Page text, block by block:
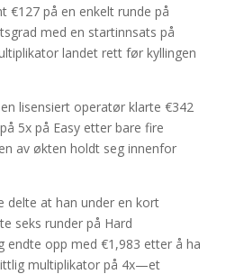
€127 på en enkelt runde på
med en startinnsats på
landet rett før kyllingen
lisensiert operatør klarte €342
5x på Easy etter bare fire
av økten holdt seg innenfor
delte at han under en kort
seks runder på Hard
endte opp med €1,983 etter å ha
multiplikator på 4x—et